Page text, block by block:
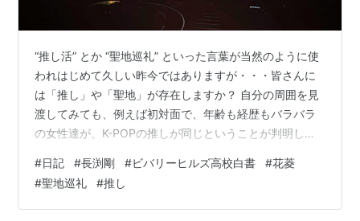
“推し活” とか “聖地巡礼” といった言葉が当然のように使
われはじめて久しい昨今ではありますが・・・皆さんに
は「推し」や「聖地」が存在しますか？ 自分の周囲を見
渡してみても、例えば初対面で、年齢も経歴もバラバラ
の女性達が、K-POPの推しが同じということが判明した
しながら日本や韓国を一緒に飛び回る…なんていうのは
日常茶飯事で、そのパワーと行動力にただただ脱帽して
いました。 そしてふと自分自身に問いかけたのです。
#日記 #長渕剛 #ビバリーヒルズ高校白書 #花菱
#聖地巡礼 #推し